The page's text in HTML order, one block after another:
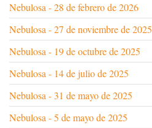
Nebulosa - 28 de febrero de 2026
Nebulosa - 27 de noviembre de 2025
Nebulosa - 19 de octubre de 2025
Nebulosa - 14 de julio de 2025
Nebulosa - 31 de mayo de 2025
Nebulosa - 5 de mayo de 2025